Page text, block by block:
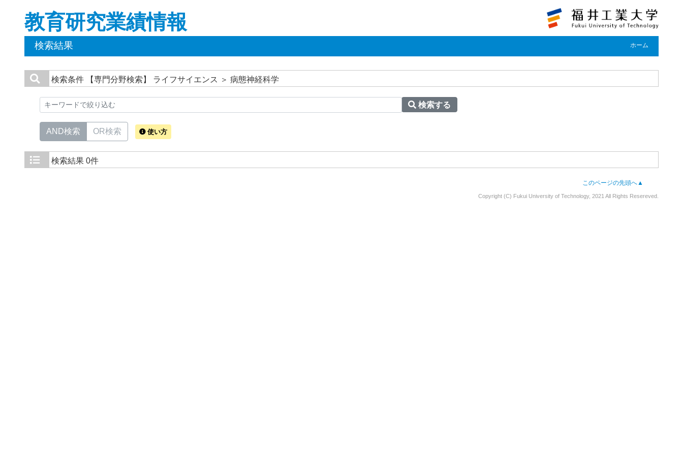
教育研究業績情報
検索結果 ホーム
検索条件 【専門分野検索】 ライフサイエンス ＞ 病態神経科学
検索する
AND検索 OR検索 使い方
検索結果 0件
このページの先頭へ▲
Copyright (C) Fukui University of Technology, 2021 All Rights Resereved.